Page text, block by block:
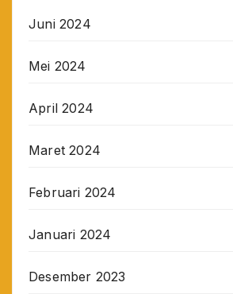
Juni 2024
Mei 2024
April 2024
Maret 2024
Februari 2024
Januari 2024
Desember 2023